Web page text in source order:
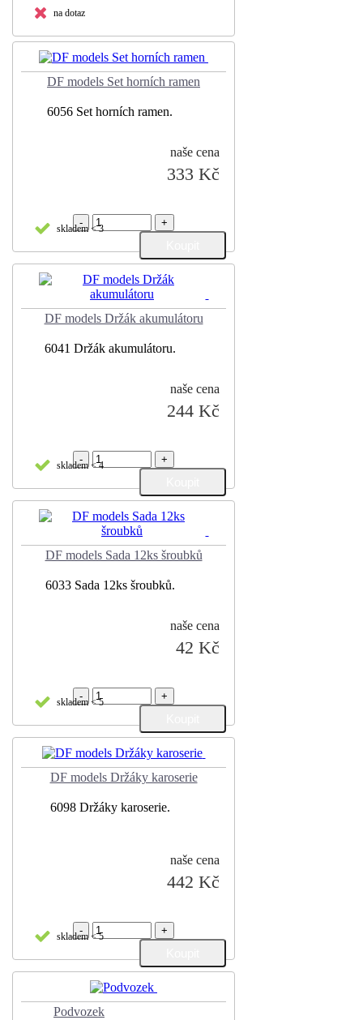
na dotaz
DF models Set horních ramen
6056 Set horních ramen.
naše cena
333 Kč
skladem < 3
- +
DF models Držák akumulátoru
6041 Držák akumulátoru.
naše cena
244 Kč
skladem < 4
- +
DF models Sada 12ks šroubků
6033 Sada 12ks šroubků.
naše cena
42 Kč
skladem < 5
- +
DF models Držáky karoserie
6098 Držáky karoserie.
naše cena
442 Kč
skladem < 5
- +
Podvozek